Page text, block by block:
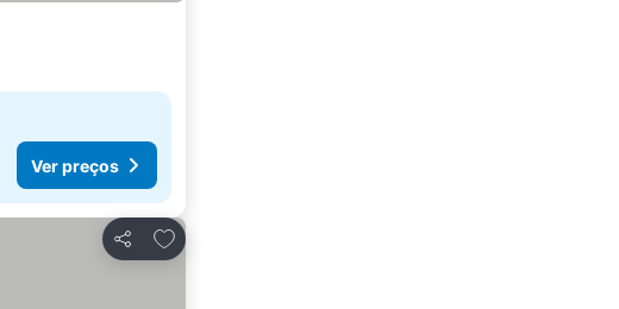
Ver preços
Partilhar
Adicionar aos favoritos